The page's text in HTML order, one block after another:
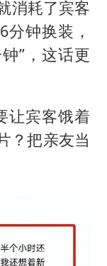
消耗了宾客
分钟换装，
”，这话更
让宾客饿着
？把亲友当